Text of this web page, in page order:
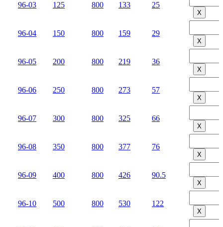
96-03 125 800 133 25
Х
96-04 150 800 159 29
Х
96-05 200 800 219 36
Х
96-06 250 800 273 57
Х
96-07 300 800 325 66
Х
96-08 350 800 377 76
Х
96-09 400 800 426 90.5
Х
96-10 500 800 530 122
Х